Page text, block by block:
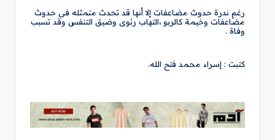
رغم ندرة حدوث مضاعفات إلا أنها قد تحدث متمثله فى حدوث
مضاعفات وخيمة كالربو ،التهاب رئوى وضيق التنفس وقد تسبب
وفاة .
كتبت : إسراء محمد فتح الله.